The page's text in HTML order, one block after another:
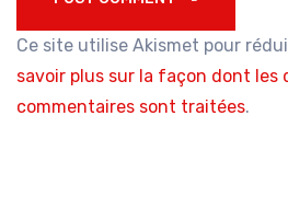
Ce site utilise Akismet pour
savoir plus sur la façon dont les
commentaires sont traitées.